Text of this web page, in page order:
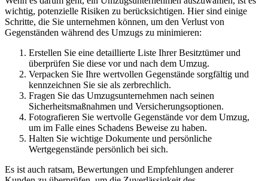
wichtig, potenzielle Risiken zu berücksichtigen. Hier sind einige
Schritte, die Sie unternehmen können, um den Verlust von
Gegenständen während des Umzugs zu minimieren:
Erstellen Sie eine detaillierte Liste Ihrer Besitztümer und
überprüfen Sie diese vor und nach dem Umzug.
Verpacken Sie Ihre wertvollen Gegenstände sorgfältig und
kennzeichnen Sie sie als zerbrechlich.
Fragen Sie das Umzugsunternehmen nach seinen
Sicherheitsmaßnahmen und Versicherungsoptionen.
Fotografieren Sie wertvolle Gegenstände vor dem Umzug,
um im Falle eines Schadens Beweise zu haben.
Halten Sie wichtige Dokumente und persönliche
Wertgegenstände persönlich bei sich.
Es ist auch ratsam, Bewertungen und Empfehlungen anderer